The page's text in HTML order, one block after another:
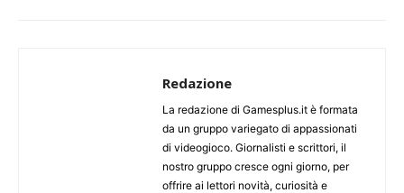
Redazione
La redazione di Gamesplus.it è formata
da un gruppo variegato di appassionati
di videogioco. Giornalisti e scrittori, il
nostro gruppo cresce ogni giorno, per
offrire ai lettori novità, curiosità e